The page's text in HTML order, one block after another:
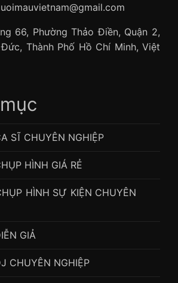
66, Phường Thảo Điền, Quận 2,
Thành Phố Hồ Chí Minh, Việt
SĨ CHUYÊN NGHIỆP
HÌNH GIÁ RẺ
HÌNH SỰ KIỆN CHUYÊN
GIẢ
CHUYÊN NGHIỆP